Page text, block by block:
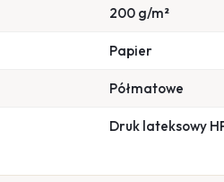
200 g/m²
Papier
Półmatowe
Druk lateksowy